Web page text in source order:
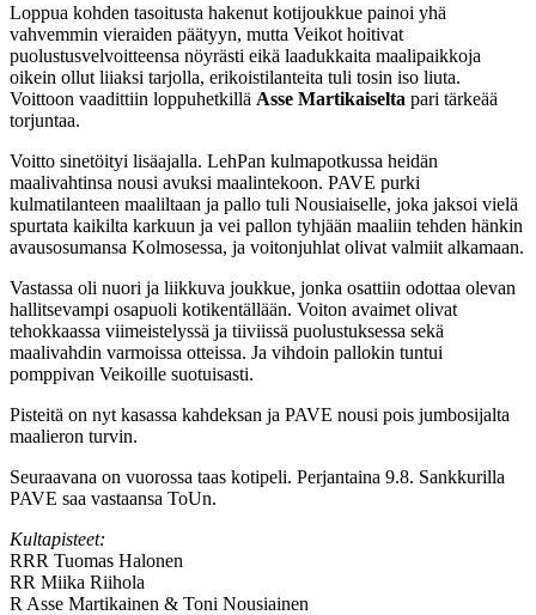
Loppua kohden tasoitusta hakenut kotijoukkue painoi yhä
vahvemmin vieraiden päätyyn, mutta Veikot hoitivat
puolustusvelvoitteensa nöyrästi eikä laadukkaita maalipaikkoja
oikein ollut liiaksi tarjolla, erikoistilanteita tuli tosin iso liuta.
Voittoon vaadittiin loppuhetkillä Asse Martikaiselta pari tärkeää
torjuntaa.
Voitto sinetöityi lisäajalla. LehPan kulmapotkussa heidän
maalivahtinsa nousi avuksi maalintekoon. PAVE purki
kulmatilanteen maaliltaan ja pallo tuli Nousiaiselle, joka jaksoi vielä
spurtata kaikilta karkuun ja vei pallon tyhjään maaliin tehden hänkin
avausosumansa Kolmosessa, ja voitonjuhlat olivat valmiit alkamaan.
Vastassa oli nuori ja liikkuva joukkue, jonka osattiin odottaa olevan
hallitsevampi osapuoli kotikentällään. Voiton avaimet olivat
tehokkaassa viimeistelyssä ja tiiviissä puolustuksessa sekä
maalivahdin varmoissa otteissa. Ja vihdoin pallokin tuntui
pomppivan Veikoille suotuisasti.
Pisteitä on nyt kasassa kahdeksan ja PAVE nousi pois jumbosijalta
maalieron turvin.
Seuraavana on vuorossa taas kotipeli. Perjantaina 9.8. Sankkurilla
PAVE saa vastaansa ToUn.
Kultapisteet:
RRR Tuomas Halonen
RR Miika Riihola
R Asse Martikainen & Toni Nousiainen